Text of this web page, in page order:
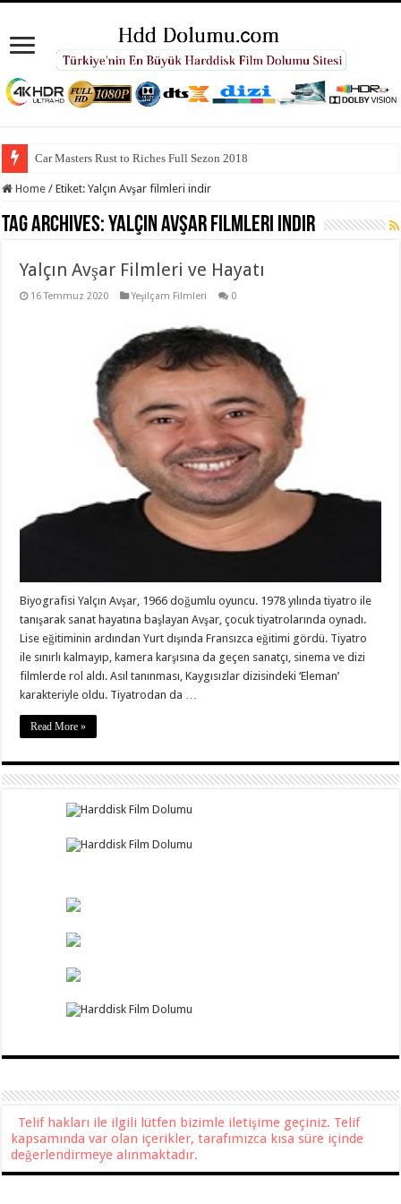
Car Masters Rust to Riches Full Sezon 2018
Home / Etiket:Yalçın Avşar filmleri indir
Tag Archives:Yalçın Avşar filmleri indir
Yalçın Avşar Filmleri ve Hayatı
16 Temmuz 2020 Yeşilçam Filmleri 0
Biyografisi Yalçın Avşar, 1966 doğumlu oyuncu. 1978 yılında tiyatro ile
tanışarak sanat hayatına başlayan Avşar, çocuk tiyatrolarında oynadı.
Lise eğitiminin ardından Yurt dışında Fransızca eğitimi gördü. Tiyatro
ile sınırlı kalmayıp, kamera karşısına da geçen sanatçı, sinema ve dizi
filmlerde rol aldı. Asıl tanınması, Kaygısızlar dizisindeki ‘Eleman’
karakteriyle oldu. Tiyatrodan da …
Read More »
Telif hakları ile ilgili lütfen bizimle iletişime geçiniz. Telif
kapsamında var olan içerikler, tarafımızca kısa süre içinde
değerlendirmeye alınmaktadır.